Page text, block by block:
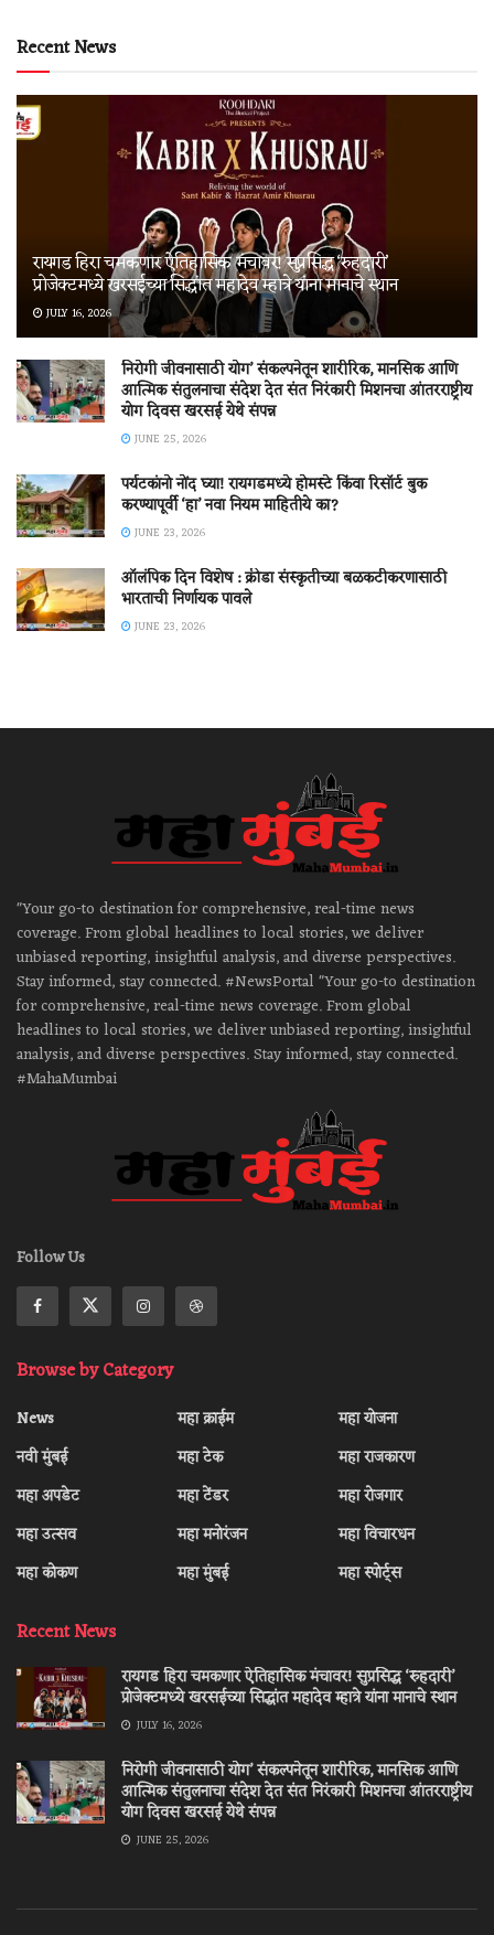
Recent News
रायगड हिरा चमकणार ऐतिहासिक मंचावर! सुप्रसिद्ध ‘रुहदारी’
प्रोजेक्टमध्ये खरसईच्या सिद्धांत महादेव म्हात्रे यांना मानाचे स्थान
JULY 16, 2026
निरोगी जीवनासाठी योग’ संकल्पनेतून शारीरिक, मानसिक आणि
आत्मिक संतुलनाचा संदेश देत संत निरंकारी मिशनचा आंतरराष्ट्रीय
योग दिवस खरसई येथे संपन्न
JUNE 25, 2026
पर्यटकांनो नोंद घ्या! रायगडमध्ये होमस्टे किंवा रिसॉर्ट बुक
करण्यापूर्वी ‘हा’ नवा नियम माहितीये का?
JUNE 23, 2026
ऑलंपिक दिन विशेष : क्रीडा संस्कृतीच्या बळकटीकरणासाठी
भारताची निर्णायक पावले
JUNE 23, 2026
"Your go-to destination for comprehensive, real-time news
coverage. From global headlines to local stories, we deliver
unbiased reporting, insightful analysis, and diverse perspectives.
Stay informed, stay connected. #NewsPortal "Your go-to destination
for comprehensive, real-time news coverage. From global
headlines to local stories, we deliver unbiased reporting, insightful
analysis, and diverse perspectives. Stay informed, stay connected.
#MahaMumbai
Follow Us
Browse by Category
News
नवी मुंबई
महा अपडेट
महा उत्सव
महा कोकण
महा क्राईम
महा टेक
महा टेंडर
महा मनोरंजन
महा मुंबई
महा योजना
महा राजकारण
महा रोजगार
महा विचारधन
महा स्पोर्ट्स
Recent News
रायगड हिरा चमकणार ऐतिहासिक मंचावर! सुप्रसिद्ध ‘रुहदारी’
प्रोजेक्टमध्ये खरसईच्या सिद्धांत महादेव म्हात्रे यांना मानाचे स्थान
JULY 16, 2026
निरोगी जीवनासाठी योग’ संकल्पनेतून शारीरिक, मानसिक आणि
आत्मिक संतुलनाचा संदेश देत संत निरंकारी मिशनचा आंतरराष्ट्रीय
योग दिवस खरसई येथे संपन्न
JUNE 25, 2026